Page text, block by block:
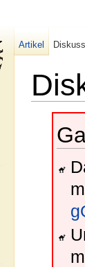
Artikel